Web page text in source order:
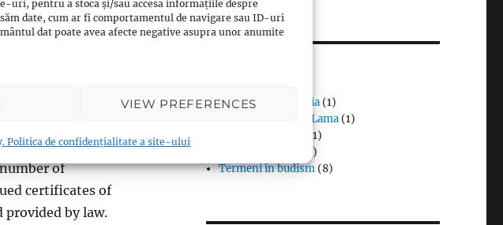
uri, pentru a stoca și/sau accesa informațiile despre
date, cum ar fi comportamentul de navigare sau ID-uri
dat poate avea afecte negative asupra unor anumite
VIEW PREFERENCES
Politica de confidențialitate a site-ului
It is possible
have knowingly
It is
color changed
of
certificates of
by law.
Budismul în Japonia (1)
Interviuri cu Dalai Lama (1)
(1)
(1)
Termeni în budism(8)